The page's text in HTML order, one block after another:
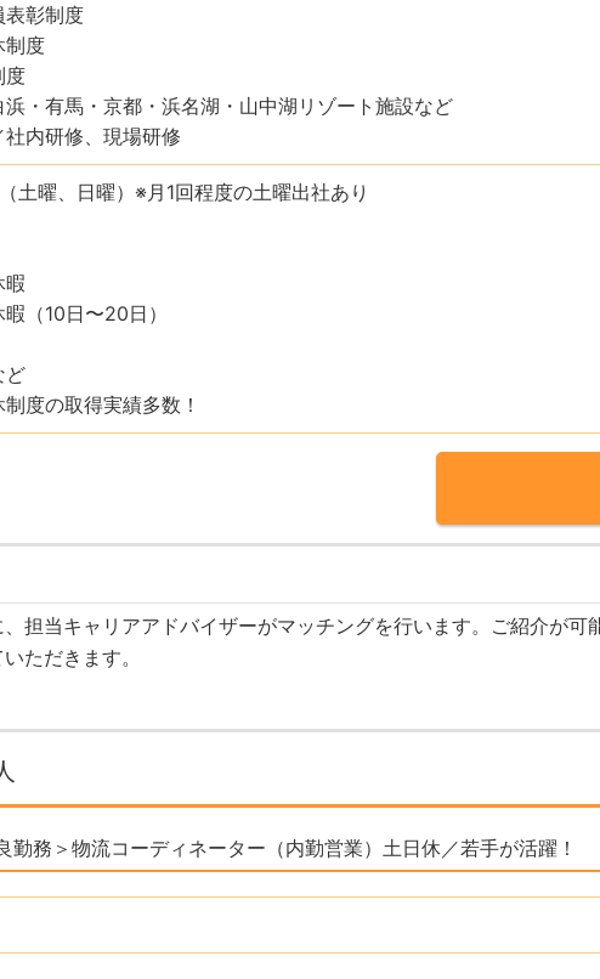
表彰制度
制度
度
浜・有馬・京都・浜名湖・山中湖リゾート施設など
内研修、現場研修
土曜、日曜）※月1回程度の土曜出社あり
暇
（10日〜20日）
ど
度の取得実績多数！
担当キャリアアドバイザーがマッチングを行います。ご紹介が可
ただきます。
勤務＞物流コーディネーター（内勤営業）土日休／若手が活躍！